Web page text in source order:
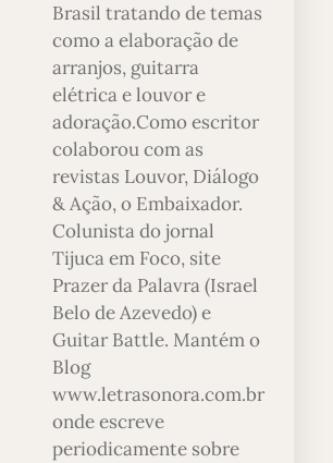
Brasil tratando de temas
como a elaboração de
arranjos, guitarra
elétrica e louvor e
adoração.Como escritor
colaborou com as
revistas Louvor, Diálogo
& Ação, o Embaixador.
Colunista do jornal
Tijuca em Foco, site
Prazer da Palavra (Israel
Belo de Azevedo) e
Guitar Battle. Mantém o
Blog
www.letrasonora.com.br
onde escreve
periodicamente sobre